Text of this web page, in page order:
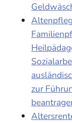
zur